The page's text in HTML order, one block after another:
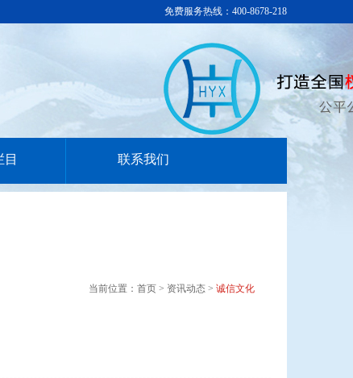
免费服务热线：400-8678-218
目 联系我们
当前位置：首页 > 资讯动态 > 诚信文化